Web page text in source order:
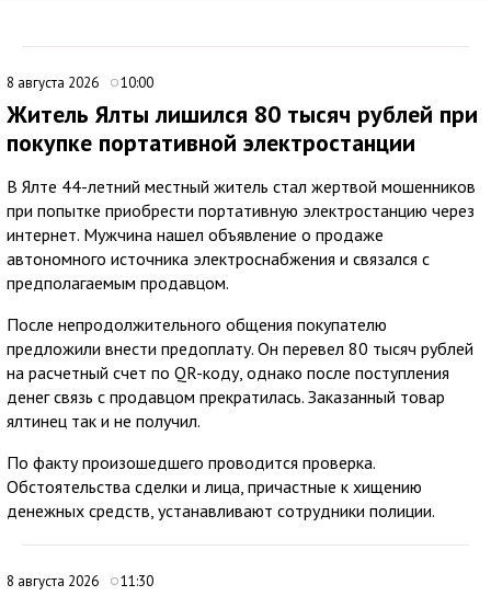
8 августа 2026 10:00
Житель Ялты лишился 80 тысяч рублей при
покупке портативной электростанции
В Ялте 44-летний местный житель стал жертвой мошенников
при попытке приобрести портативную электростанцию через
интернет. Мужчина нашел объявление о продаже
автономного источника электроснабжения и связался с
предполагаемым продавцом.
После непродолжительного общения покупателю
предложили внести предоплату. Он перевел 80 тысяч рублей
на расчетный счет по QR-коду, однако после поступления
денег связь с продавцом прекратилась. Заказанный товар
ялтинец так и не получил.
По факту произошедшего проводится проверка.
Обстоятельства сделки и лица, причастные к хищению
денежных средств, устанавливают сотрудники полиции.
8 августа 2026 11:30